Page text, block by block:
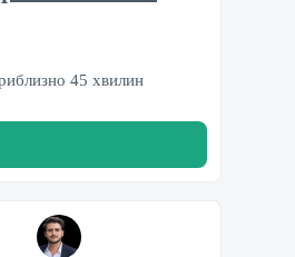
45 хвилин